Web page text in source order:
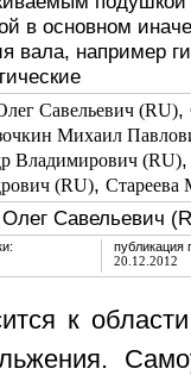
в основном
вала, например
Савельевич (RU),
Михаил
Владимирович (RU)
(RU), Стареева
Олег Савельевич
публикация
20.12.2012
к